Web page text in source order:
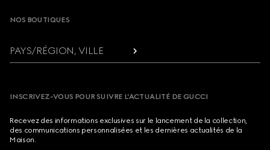
NOS BOUTIQUES
PAYS/RÉGION, VILLE
INSCRIVEZ-VOUS POUR SUIVRE L’ACTUALITÉ DE GUCCI
Recevez des informations exclusives sur le lancement de la collection,
des communications personnalisées et les dernières actualités de la
Maison.